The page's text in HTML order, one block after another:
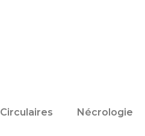
Circulaires Nécrologie